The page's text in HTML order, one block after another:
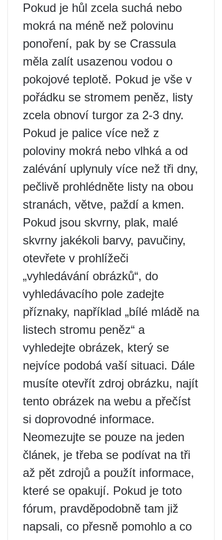
Pokud je hůl zcela suchá nebo
mokrá na méně než polovinu
ponoření, pak by se Crassula
měla zalít usazenou vodou o
pokojové teplotě. Pokud je vše v
pořádku se stromem peněz, listy
zcela obnoví turgor za 2-3 dny.
Pokud je palice více než z
poloviny mokrá nebo vlhká a od
zalévání uplynuly více než tři dny,
pečlivě prohlédněte listy na obou
stranách, větve, paždí a kmen.
Pokud jsou skvrny, plak, malé
skvrny jakékoli barvy, pavučiny,
otevřete v prohlížeči
„vyhledávání obrázků“, do
vyhledávacího pole zadejte
příznaky, například „bílé mládě na
listech stromu peněz“ a
vyhledejte obrázek, který se
nejvíce podobá vaší situaci. Dále
musíte otevřít zdroj obrázku, najít
tento obrázek na webu a přečíst
si doprovodné informace.
Neomezujte se pouze na jeden
článek, je třeba se podívat na tři
až pět zdrojů a použít informace,
které se opakují. Pokud je toto
fórum, pravděpodobně tam již
napsali, co přesně pomohlo a co